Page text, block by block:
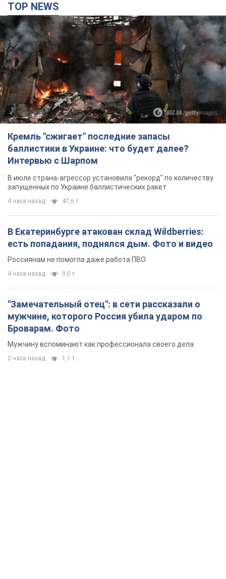
TOP NEWS
Кремль "сжигает" последние запасы
баллистики в Украине: что будет далее?
Интервью с Шарпом
В июле страна-агрессор установила "рекорд" по количеству
запущенных по Украине баллистических ракет
4 часа назад 47,6 т.
В Екатеринбурге атакован склад Wildberries:
есть попадания, поднялся дым. Фото и видео
Россиянам не помогла даже работа ПВО
4 часа назад 9,0 т.
"Замечательный отец": в сети рассказали о
мужчине, которого Россия убила ударом по
Броварам. Фото
Мужчину вспоминают как профессионала своего дела
2 часа назад 1,1 т.